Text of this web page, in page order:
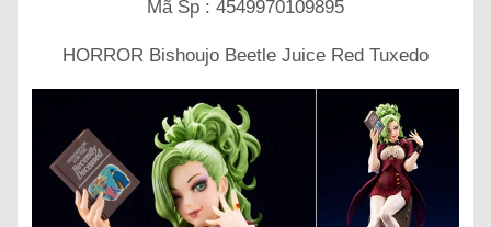
Mã Sp : 4549970109895
HORROR Bishoujo Beetle Juice Red Tuxedo